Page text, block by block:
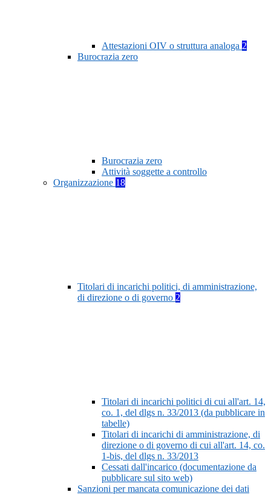
Attestazioni OIV o struttura analoga 2
Burocrazia zero
Burocrazia zero
Attività soggette a controllo
Organizzazione 18
Titolari di incarichi politici, di amministrazione,
di direzione o di governo 2
Titolari di incarichi politici di cui all'art. 14,
co. 1, del dlgs n. 33/2013 (da pubblicare in
tabelle)
Titolari di incarichi di amministrazione, di
direzione o di governo di cui all'art. 14, co.
1-bis, del dlgs n. 33/2013
Cessati dall'incarico (documentazione da
pubblicare sul sito web)
Sanzioni per mancata comunicazione dei dati